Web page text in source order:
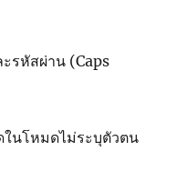
รหัสผ่าน (Caps
ในโหมดไม่ระบุตัวตน